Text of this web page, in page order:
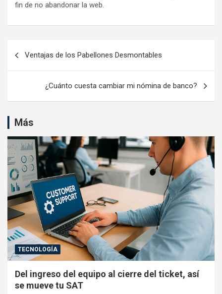
fin de no abandonar la web.
entradas
Ventajas de los Pabellones Desmontables
¿Cuánto cuesta cambiar mi nómina de banco?
Más
TECNOLOGÍA
Del ingreso del equipo al cierre del ticket, así
se mueve tu SAT